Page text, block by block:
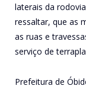
laterais da
ressaltar, que as
as ruas e
serviço de
Prefeitura de